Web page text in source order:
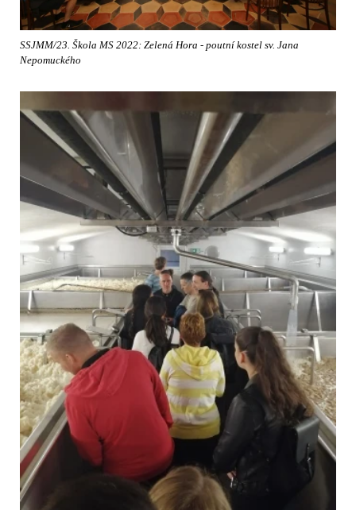
SSJMM/23. Škola MS 2022: Zelená Hora - poutní kostel sv. Jana
Nepomuckého